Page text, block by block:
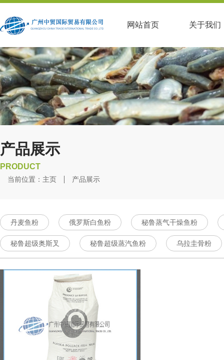
网站首页 关于我们
产品展示
PRODUCT
当前位置： 主页 产品展示
丹麦鱼粉 俄罗斯白鱼粉 秘鲁蒸气干燥鱼粉
秘鲁超级奥斯叉 秘鲁超级蒸汽鱼粉 乌拉圭骨粉